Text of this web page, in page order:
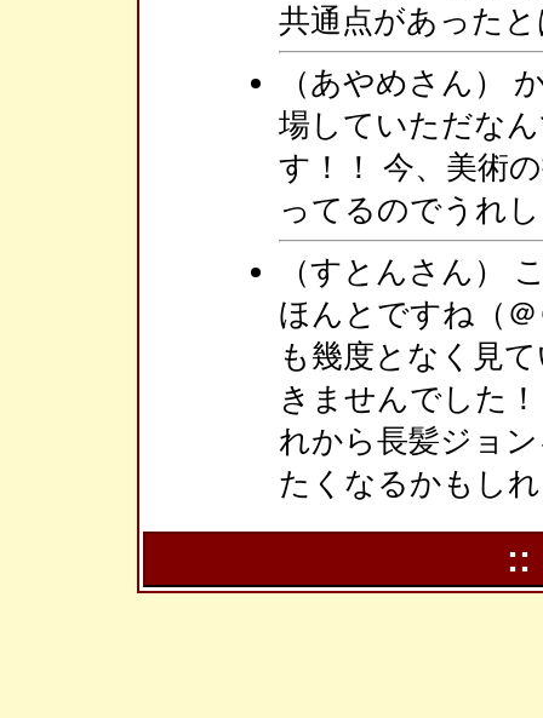
共通点があった
（あやめさん）
場していただな
す！！ 今、美術
ってるのでうれ
（すとんさん）
ほんとですね（
も幾度となく見
きませんでした
れから長髪ジョ
たくなるかもし
::